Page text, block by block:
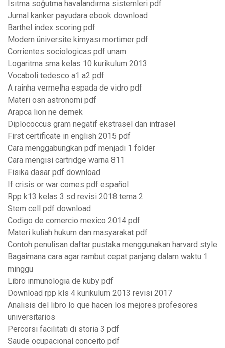
Isıtma soğutma havalandırma sistemleri pdf
Jurnal kanker payudara ebook download
Barthel index scoring pdf
Modern üniversite kimyası mortimer pdf
Corrientes sociologicas pdf unam
Logaritma sma kelas 10 kurikulum 2013
Vocaboli tedesco a1 a2 pdf
A rainha vermelha espada de vidro pdf
Materi osn astronomi pdf
Arapca lion ne demek
Diplococcus gram negatif ekstrasel dan intrasel
First certificate in english 2015 pdf
Cara menggabungkan pdf menjadi 1 folder
Cara mengisi cartridge warna 811
Fisika dasar pdf download
If crisis or war comes pdf español
Rpp k13 kelas 3 sd revisi 2018 tema 2
Stem cell pdf download
Codigo de comercio mexico 2014 pdf
Materi kuliah hukum dan masyarakat pdf
Contoh penulisan daftar pustaka menggunakan harvard style
Bagaimana cara agar rambut cepat panjang dalam waktu 1
minggu
Libro inmunologia de kuby pdf
Download rpp kls 4 kurikulum 2013 revisi 2017
Analisis del libro lo que hacen los mejores profesores
universitarios
Percorsi facilitati di storia 3 pdf
Saude ocupacional conceito pdf